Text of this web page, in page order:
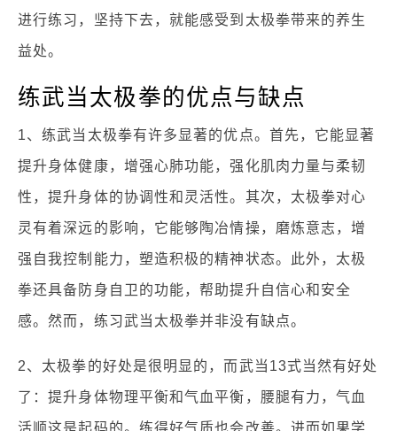
进行练习，坚持下去，就能感受到太极拳带来的养生
益处。
练武当太极拳的优点与缺点
1、练武当太极拳有许多显著的优点。首先，它能显著
提升身体健康，增强心肺功能，强化肌肉力量与柔韧
性，提升身体的协调性和灵活性。其次，太极拳对心
灵有着深远的影响，它能够陶冶情操，磨炼意志，增
强自我控制能力，塑造积极的精神状态。此外，太极
拳还具备防身自卫的功能，帮助提升自信心和安全
感。然而，练习武当太极拳并非没有缺点。
2、太极拳的好处是很明显的，而武当13式当然有好处
了：提升身体物理平衡和气血平衡，腰腿有力，气血
活顺这是起码的。练得好气质也会改善。进而如果学